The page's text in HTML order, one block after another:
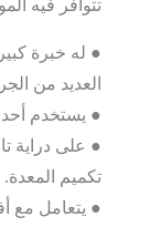
تتوافر فيه
● له خبرة
العديد من
● يستخدم
● على دراية
تكميم المعدة.
● يتعامل مع